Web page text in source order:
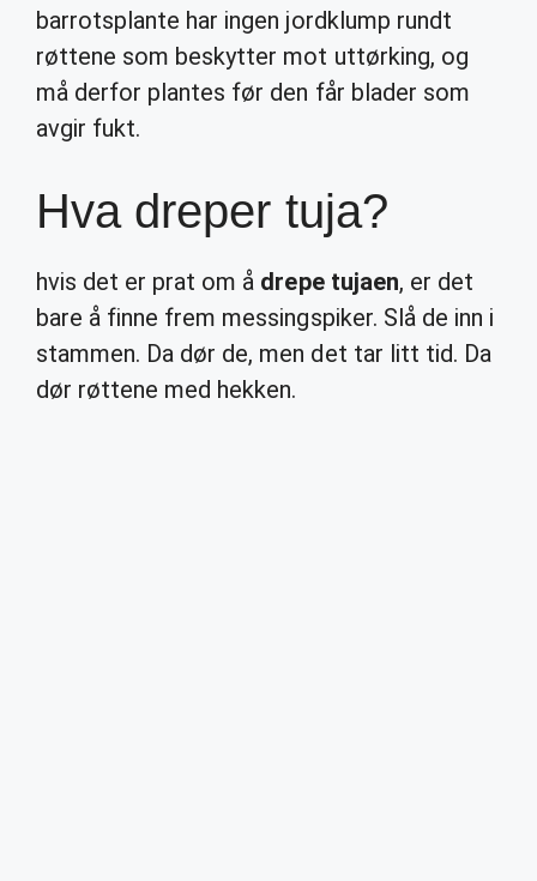
barrotsplante har ingen jordklump rundt
røttene som beskytter mot uttørking, og
må derfor plantes før den får blader som
avgir fukt.
Hva dreper tuja?
hvis det er prat om å drepe tujaen, er det
bare å finne frem messingspiker. Slå de inn i
stammen. Da dør de, men det tar litt tid. Da
dør røttene med hekken.